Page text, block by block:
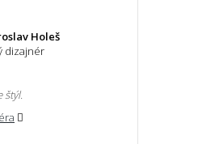
Holeš
dizajnér
štýl.